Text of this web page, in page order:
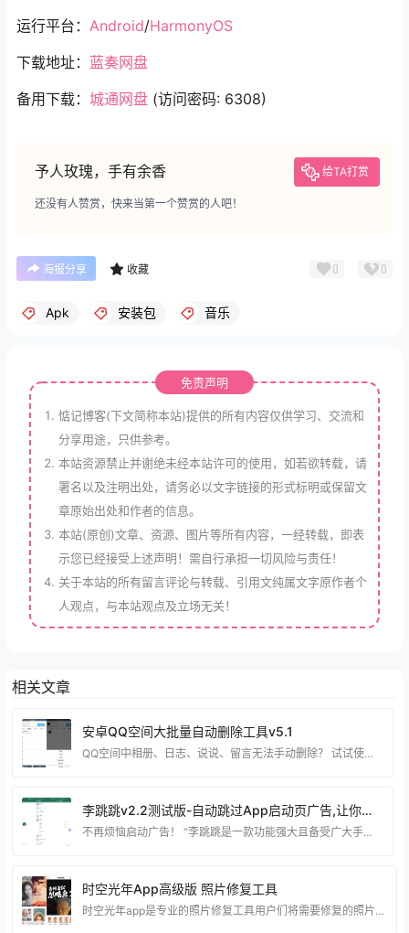
运行平台： Android/HarmonyOS
下载地址： 蓝奏网盘
备用下载： 城通网盘 (访问密码: 6308)
予人玫瑰，手有余香 给TA打赏
还没有人赞赏，快来当第一个赞赏的人吧！
海报分享 收藏 0 0
Apk 安装包 音乐
免责声明
惦记博客(下文简称本站)提供的所有内容仅供学习、交流和
分享用途，只供参考。
本站资源禁止并谢绝未经本站许可的使用，如若欲转载，请
署名以及注明出处，请务必以文字链接的形式标明或保留文
章原始出处和作者的信息。
本站(原创)文章、资源、图片等所有内容，一经转载，即表
示您已经接受上述声明！需自行承担一切风险与责任！
关于本站的所有留言评论与转载、引用文纯属文字原作者个
人观点，与本站观点及立场无关！
相关文章
安卓QQ空间大批量自动删除工具v5.1
QQ空间中相册、日志、说说、留言无法手动删除？ 试试使用QQ空间批量删除助手，无需手动删除，一键批量清除，省时又省力。 同时，我们还修复了部分用户的登陆问题。 资源下载： 文件大小：3.07 MB (3,223,121 字节) 运行平台：Android/HarmonyOS 下载地址：蓝奏网盘 备用下载：城通网盘 (访问密码: 6308) 软件腾讯哈勃分析结果：https://habo.qq.com/file/showdetail?pk=ADcGb11qB2UIOFs4U2c%3D
李跳跳v2.2测试版-自动跳过App启动页广告,让你畅享现代科技带来的方便快捷
不再烦恼启动广告！ “李跳跳是一款功能强大且备受广大手机用户信任的应用程序。 它可以跳过各种应用的启动广告，支持多种手机和操作系统。 这款应用程序界面简洁明了，完全免费且没有广告。对于用户的隐私问题，李跳跳就更加放心。 开发者只申请了一个前台服务的权限，没有读取短信和联系人的权限。因此，李跳跳不会读取用户的隐私信息，不会对用户造成影响。” 资源下载 下载权限查看 ￥ 免费下载 评论并刷新后下载 登录后下载 查看演示 {{attr.name}}： 您当前的等级为 登录后免费下载登录 小黑屋反思
时空光年App高级版 照片修复工具
时空光年app是专业的照片修复工具用户们将需要修复的照片导入软件即可 通过智能AI进行自动的修复，就连黑白照片也可以给它添加上色彩，通过大量旧照片上色案例， 还有超多照片编辑功能可以使用，为你提供全面的服务内容。 时空光年亮点您是不是有一些珍贵的照片由于时间流逝逐渐褪去了颜色， 开始变得模糊不清？可以有效避免照片变形，照片炫光，照片不清晰等问题。 并针对面部进行了高清还原修复，帮您找回珍贵记忆。 资源下载： 文件大小：75.7 MB (79,381,250 字节) 运行平台：Android/HarmonyOS 下载